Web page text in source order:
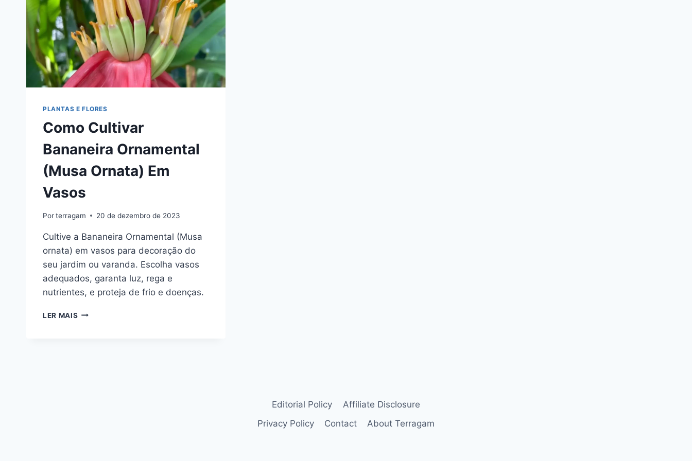
PLANTAS E FLORES
Como Cultivar
Bananeira Ornamental
(Musa Ornata) Em
Vasos
Porterragam 20 de dezembro de 2023
Cultive a Bananeira Ornamental (Musa
ornata) em vasos para decoração do
seu jardim ou varanda. Escolha vasos
adequados, garanta luz, rega e
nutrientes, e proteja de frio e doenças.
LER MAIS COMO
Editorial Policy
Affiliate Disclosure
Privacy Policy
Contact About Terragam